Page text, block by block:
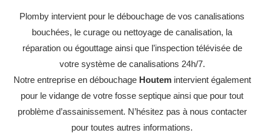
Plomby intervient pour le débouchage de vos canalisations
bouchées, le curage ou nettoyage de canalisation, la
réparation ou égouttage ainsi que l’inspection télévisée de
votre système de canalisations 24h/7.
Notre entreprise en débouchage Houtemintervient également
pour le vidange de votre fosse septique ainsi que pour tout
problème d’assainissement. N’hésitez pas à nous contacter
pour toutes autres informations.